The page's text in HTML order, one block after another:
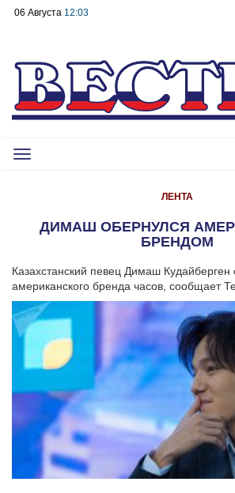
06 Августа 12:03
Toggle
ЛЕНТА
ДИМАШ ОБЕРНУЛСЯ
БРЕНДОМ
Казахстанский певец Димаш Кудайберген
американского бренда часов, сообщает